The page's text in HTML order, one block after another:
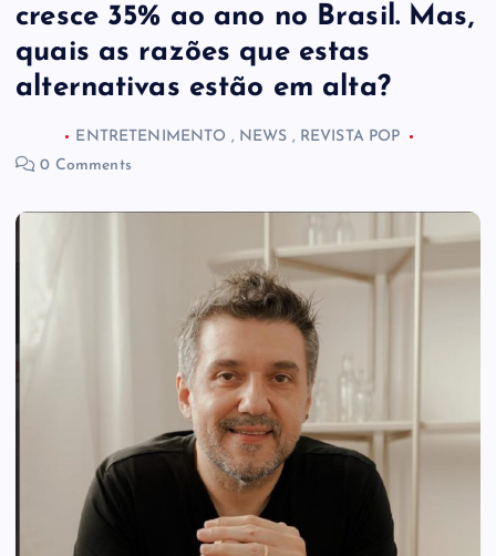
cresce 35% ao ano no Brasil. Mas,
quais as razões que estas
alternativas estão em alta?
ENTRETENIMENTO , NEWS , REVISTA POP
0 Comments